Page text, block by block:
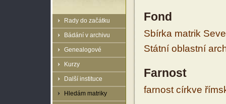
Rady do začátku
Bádání v archivu
Genealogové
Kurzy
Další instituce
Hledám matriky
Fond
Sbírka matrik
Státní oblastní
Farnost
farnost církve